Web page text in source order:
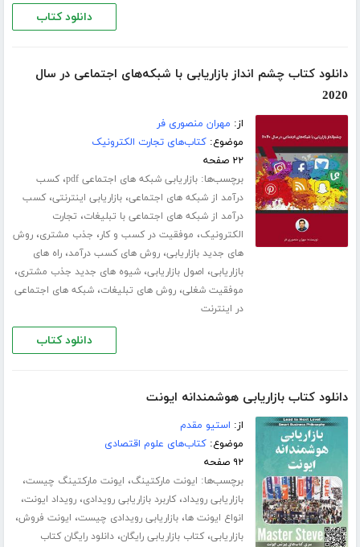
دانلود کتاب
دانلود کتاب چشم انداز بازاریابی با شبکه‌های اجتماعی در سال
2020
از: مهران منصوری فر
موضوع:کتاب‌های تجارت الکترونیک
۲۲ صفحه
برچسب‌ها:بازاریابی شبکه های اجتماعی pdf ،کسب
درآمد از شبکه های اجتماعی،بازاریابی اینترنتی،کسب
درآمد از شبکه های اجتماعی با تبلیغات، تجارت
الکترونیک، موفقیت در کسب و کار، جذب مشتری،روش
های جدید بازاریابی،روش های کسب درآمد،راه های
بازاریابی، اصول بازاریابی،شیوه های جدید جذب مشتری،
موفقیت شغلی،روش های تبلیغات،شبکه های اجتماعی
در اینترنت
دانلود کتاب
دانلود کتاب بازاریابی هوشمندانه ایونت
از: استیو مقدم
موضوع:کتاب‌های علوم اقتصادی
۹۲ صفحه
برچسب‌ها: ایونت مارکتینگ، ایونت مارکتینگ چیست،
بازاریابی رویداد،کاربرد بازاریابی رویدادی،رویداد ایونت،
انواع ایونت ها،بازاریابی رویدادی چیست، ایونت فروش،
بازاریابی،کتاب بازاریابی رایگان،دانلود رایگان کتاب